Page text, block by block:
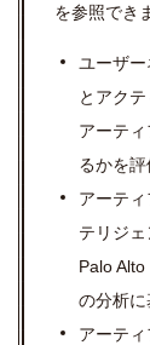
を参照でき
ユーザ
とアク
アーテ
るかを評
アーテ
テリジェ
Palo
の分析に
アーテ